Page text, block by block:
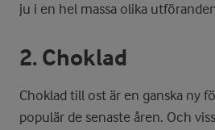
ju i en hel massa olika
2. Choklad
Choklad till ost är en ganska ny
populär de senaste åren. Och